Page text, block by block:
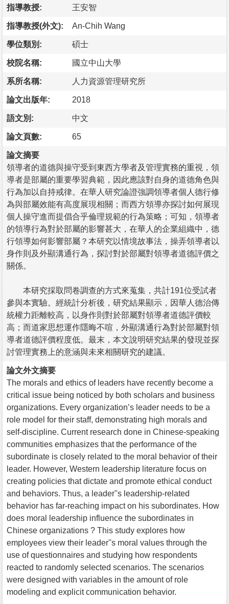
指導教授: 王安智
指導教授(外文): An-Chih Wang
學位類別: 碩士
校院名稱: 國立中山大學
系所名稱: 人力資源管理研究所
論文出版年: 2018
語文別: 中文
論文頁數: 65
論文摘要
領導者的道德與操守受到東西方學者及管理實務的重視，領
導者是部屬的重要學習典範，因此應該對自身的道德角色與
行為加以自持戒律。在華人研究論證強調領導者個人德行修
為與部屬效能有高度展現相關；而西方領導亦探討如何展現
個人操守進而提倡合乎倫理規範的行為策略；可知，領導者
的領導行為對於部屬的影響甚大，在華人的企業組織中，德
行領導如何影響部屬？本研究以情境故事法，操弄領導者以
身作則及外顯溝通行為，探討對於部屬對領導者道德評價之
關係。
本研究採取問卷調查的方式來蒐集，共計191位受試者
參與本實驗。經統計分析後，研究結果顯示，因華人德治傳
統權力距離較高，以身作則對於部屬對領導者道德評價較
高；而道家思想運作隱晦不喧，外顯溝通行為對於部屬對領
導者道德評價程度低。最末，本文說明研究結果的發現並探
討管理實務上的意涵與未來相關研究的建議。
論文外文摘要
The morals and ethics of leaders have recently become a
critical issue being noticed by both scholars and business
organizations. Every organization’s leader needs to be a
role model for their staff, demonstrating high morals and
self-discipline. Current research done in Chinese-speaking
communities emphasizes that the performance of the
subordinate is closely related to the moral behavior of their
leader. However, Western leadership literature focus on
creating policies that dictate and promote ethical conduct
and behaviors. Thus, a leader''s leadership-related
behavior has far-reaching impact on his subordinates. How
does moral leadership influence the subordinates in
Chinese organizations ? This study explores how
employees view their leader''s moral values through the
use of questionnaires and studying how respondents
reacted to randomly selected scenarios. The scenarios
were designed with variables in the amount of role
modeling and explicit communication behavior.